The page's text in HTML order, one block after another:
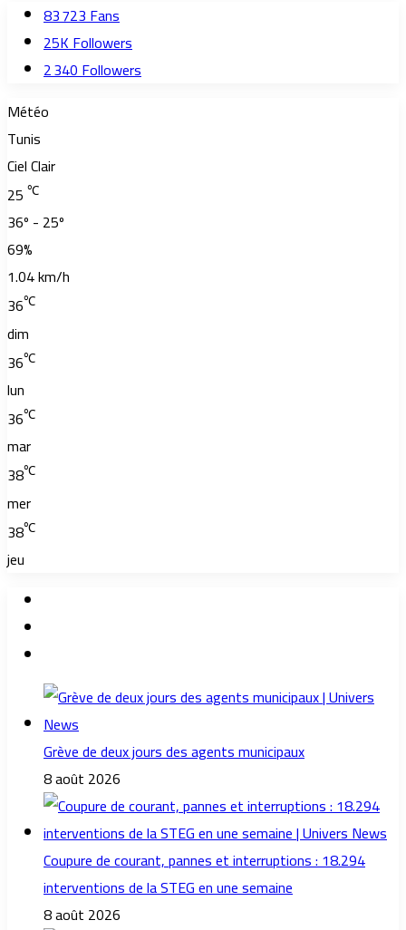
83 723Fans
25KFollowers
2 340Followers
Météo
Tunis
Ciel Clair
25 ℃
36º - 25º
69%
1.04 km/h
36℃
dim
36℃
lun
36℃
mar
38℃
mer
38℃
jeu
Grève de deux jours des agents municipaux
8 août 2026
Coupure de courant, pannes et interruptions : 18.294
interventions de la STEG en une semaine
8 août 2026